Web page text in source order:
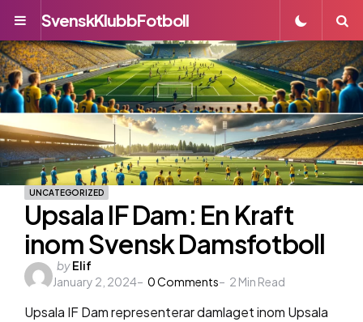
Menu
SvenskKlubbFotboll
UNCATEGORIZED
Upsala IF Dam: En Kraft
inom Svensk Damsfotboll
Posted
by
byElif
January 2, 2024
0Comments 2 Min Read
Upsala IF Dam representerar damlaget inom Upsala